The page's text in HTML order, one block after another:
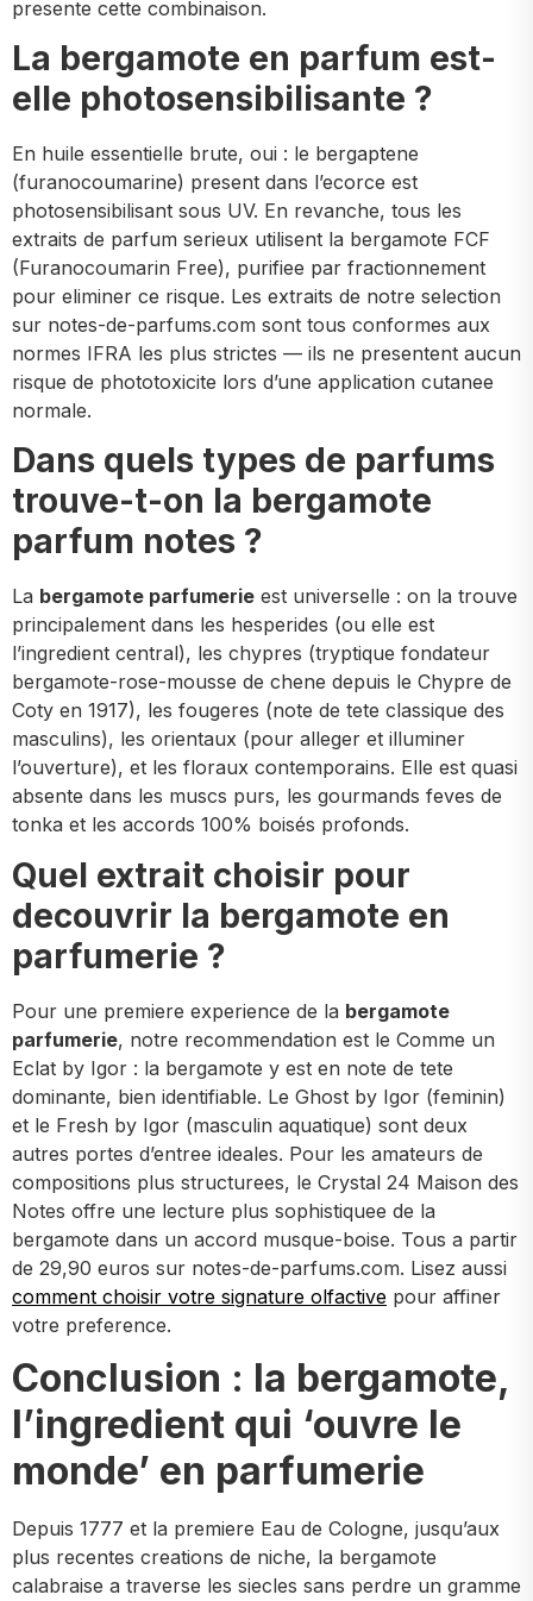
presente cette combinaison.
La bergamote en parfum est-
elle photosensibilisante ?
En huile essentielle brute, oui : le bergaptene
(furanocoumarine) present dans l’ecorce est
photosensibilisant sous UV. En revanche, tous les
extraits de parfum serieux utilisent la bergamote FCF
(Furanocoumarin Free), purifiee par fractionnement
pour eliminer ce risque. Les extraits de notre selection
sur notes-de-parfums.com sont tous conformes aux
normes IFRA les plus strictes — ils ne presentent aucun
risque de phototoxicite lors d’une application cutanee
normale.
Dans quels types de parfums
trouve-t-on la bergamote
parfum notes ?
La bergamote parfumerie est universelle : on la trouve
principalement dans les hesperides (ou elle est
l’ingredient central), les chypres (tryptique fondateur
bergamote-rose-mousse de chene depuis le Chypre de
Coty en 1917), les fougeres (note de tete classique des
masculins), les orientaux (pour alleger et illuminer
l’ouverture), et les floraux contemporains. Elle est quasi
absente dans les muscs purs, les gourmands feves de
tonka et les accords 100% boisés profonds.
Quel extrait choisir pour
decouvrir la bergamote en
parfumerie ?
Pour une premiere experience de la bergamote
parfumerie, notre recommendation est le Comme un
Eclat by Igor : la bergamote y est en note de tete
dominante, bien identifiable. Le Ghost by Igor (feminin)
et le Fresh by Igor (masculin aquatique) sont deux
autres portes d’entree ideales. Pour les amateurs de
compositions plus structurees, le Crystal 24 Maison des
Notes offre une lecture plus sophistiquee de la
bergamote dans un accord musque-boise. Tous a partir
de 29,90 euros sur notes-de-parfums.com. Lisez aussi
comment choisir votre signature olfactive pour affiner
votre preference.
Conclusion : la bergamote,
l’ingredient qui ‘ouvre le
monde’ en parfumerie
Depuis 1777 et la premiere Eau de Cologne, jusqu’aux
plus recentes creations de niche, la bergamote
calabraise a traverse les siecles sans perdre un gramme